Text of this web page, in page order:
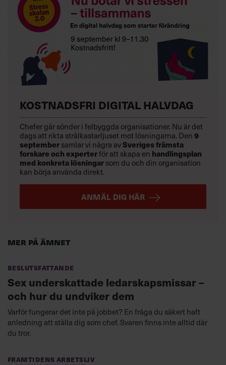
Mer på ämnet
Beslutsfattande
Sex underskattade ledarskapsmissar –
och hur du undviker dem
Varför fungerar det inte på jobbet? En fråga du säkert haft
anledning att ställa dig som chef. Svaren finns inte alltid där
du tror.
Framtidens arbetsliv
KOSTNADSFRI DIGITAL HALVDAG
Chefer går sönder i felbyggda organisationer. Nu är det
dags att rikta strålkastarljuset mot lösningarna. Den9
septembersamlar vi några avSveriges främsta
forskare och experterför att skapa en handlingsplan
med konkreta lösningarsom du och din organisation
kan börja använda direkt.
ANMÄL DIG HÄR